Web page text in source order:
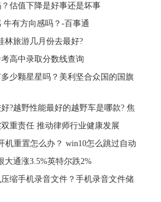
估值下降是好事还是坏事
牛有方向感吗？-百事通
林旅游几月份去最好?
高中录取分数线查询
少颗星星吗？美利坚合众国的国旗
?越野性能最好的越野车是哪款? 焦
重责任 推动律师行业健康发展
机重置怎么办？ win10怎么跳过自动
大通涨3.5%英特尔跌2%
压缩手机录音文件？手机录音文件储